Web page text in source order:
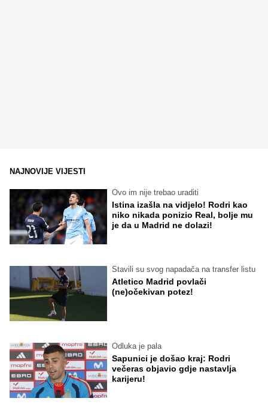
NAJNOVIJE VIJESTI
Ovo im nije trebao uraditi
Istina izašla na vidjelo! Rodri kao
niko nikada ponizio Real, bolje mu
je da u Madrid ne dolazi!
Stavili su svog napadača na transfer listu
Atletico Madrid povlači
(ne)očekivan potez!
Odluka je pala
Sapunici je došao kraj: Rodri
večeras objavio gdje nastavlja
karijeru!